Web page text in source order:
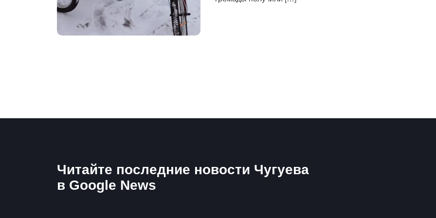
Читайте последние новости Чугуева
в Google News